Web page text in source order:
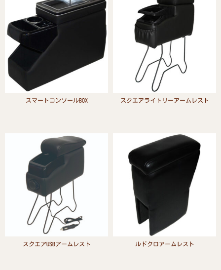
スマートコンソールBOX スクエアライトリーアームレスト
スクエアUSBアームレスト ルドクロアームレスト